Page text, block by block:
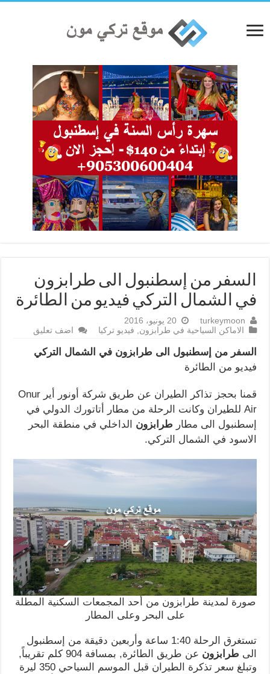
السفر من إسطنبول الى طرابزون
في الشمال التركي فيديو من الطائرة
turkeymoon
20 يونيو، 2016
الاماكن السياحية في طرابزون
فيديو تركيا اضف تعليق
السفر من إسطنبول الى طرابزون في الشمال التركي
فيديو من الطائرة
قمنا بحجز تذاكر الطيران عن طريق شركة أونور أير Onur
Air للطيران وكانت الرحلة من مطار أتاتورك الدولي في
إسطنبول الى مطار طرابزون الداخلي في منطقة البحر
الاسود في الشمال التركي.
صورة لمدينة طرابزون من أحد المجمعات السكنية المطلة
على البحر وعلى المطار
تستغرق الرحلة 1:40 ساعة وأربعين دقيقة من إسطنبول
الى طرابزون
عن طريق الطائرة, بمسافة 904 كلم تقريباً,
وتبلغ سعر تذكرة الطيران قبل الموسم السياحي 350 ليرة